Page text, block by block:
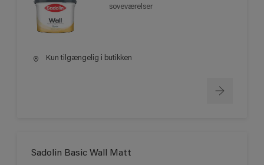
soveværelser
Kun tilgængelig i butikken
Sadolin Basic Wall Matt